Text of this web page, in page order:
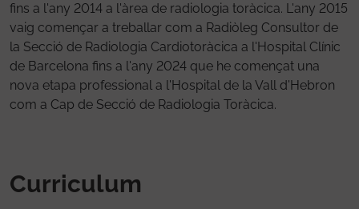
fins a l'any 2014 a l'àrea de radiologia toràcica. L'any 2015
vaig començar a treballar com a Radiòleg Consultor de
la Secció de Radiologia Cardiotoràcica a l'Hospital Clínic
de Barcelona fins a l'any 2024 que he començat una
nova etapa professional a l'Hospital de la Vall d'Hebron
com a Cap de Secció de Radiologia Toràcica.
Curriculum